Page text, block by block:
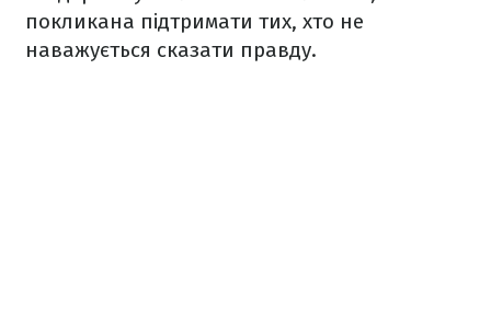
покликана підтримати тих, хто не
наважується сказати правду.